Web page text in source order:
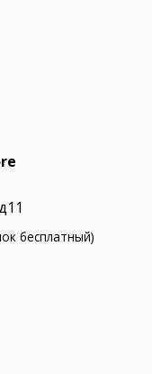
бесплатный)